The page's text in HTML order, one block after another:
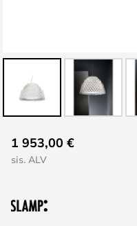
to
the
of
1 953,00 €
sis. ALV